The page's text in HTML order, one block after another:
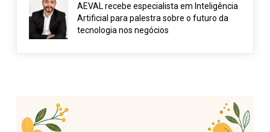
AEVAL recebe especialista em Inteligência
Artificial para palestra sobre o futuro da
tecnologia nos negócios